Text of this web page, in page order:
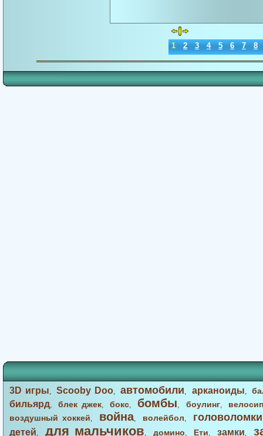
1 2 3 4 5 6 7 8
3D игры,Scooby Doo,автомобили, арканоиды,
бильярд,блек джек,бокс, бомбы, боулинг,
воздушный хоккей, война, волейбол, головоломки
детей, для мальчиков, домино, Ети, замки,